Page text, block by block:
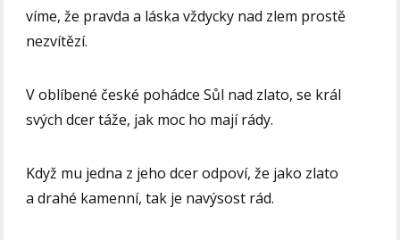
víme, že pravda a láska vždycky nad zlem prostě
nezvítězí.
V oblíbené české pohádce Sůl nad zlato, se král
svých dcer táže, jak moc ho mají rády.
Když mu jedna z jeho dcer odpoví, že jako zlato
a drahé kamenní, tak je navýsost rád.